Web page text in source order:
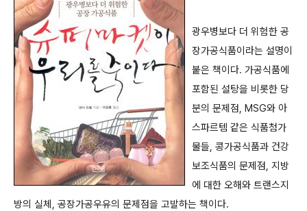
광우병보다 더 위험한 공
장가공식품이라는 설명이
붙은 책이다. 가공식품에
포함된 설탕을 비롯한 당
분의 문제점, MSG와 아
스파르템 같은 식품첨가
물들, 콩가공식품과 건강
보조식품의 문제점, 지방
에 대한 오해와 트랜스지
방의 실체, 공장가공우유의 문제점을 고발하는 책이다.